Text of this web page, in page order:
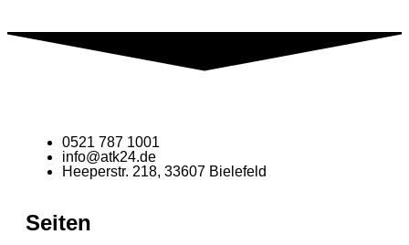
0521 787 1001
info@atk24.de
Heeperstr. 218, 33607 Bielefeld
Seiten